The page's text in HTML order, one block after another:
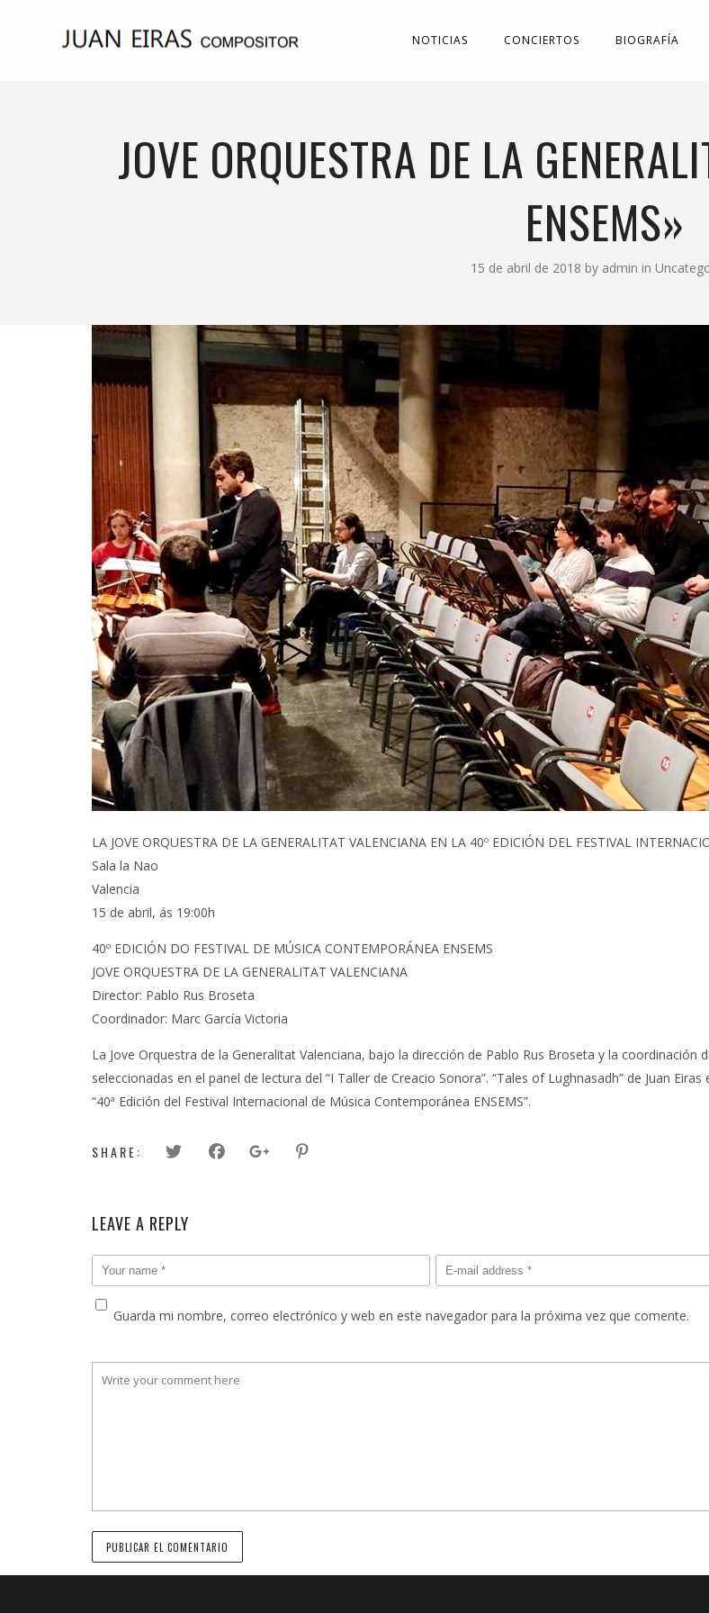
NOTICIAS CONCIERTOS BIOGRAFÍA
JOVE ORQUESTRA DE LA
ENSEMS»
15 de abril de 2018 by admin in
LA JOVE ORQUESTRA DE LA GENERALITAT VALENCIANA EN LA 40º EDICIÓN DEL FESTIVAL
Sala la Nao
Valencia
15 de abril, ás 19:00h
40º EDICIÓN DO FESTIVAL DE MÚSICA CONTEMPORÁNEA ENSEMS
JOVE ORQUESTRA DE LA GENERALITAT VALENCIANA
Director: Pablo Rus Broseta
Coordinador: Marc García Victoria
La Jove Orquestra de la Generalitat Valenciana, bajo la dirección de Pablo Rus Broseta y la
seleccionadas en el panel de lectura del “I Taller de Creacio Sonora”. “Tales of Lughnasadh” de Juan
“40ª Edición del Festival Internacional de Música Contemporánea ENSEMS”.
SHARE:
LEAVE A REPLY
Guarda mi nombre, correo electrónico y web en este navegador para la próxima vez que comente.